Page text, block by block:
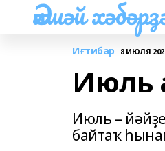
Әлшәй
Иғтибар 8 ИЮЛЯ
Июль
Июль –
байтаҡ